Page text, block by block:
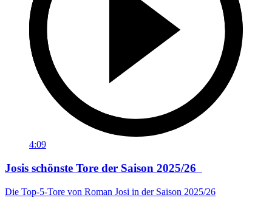
4:09
Josis schönste Tore der Saison 2025/26
Die Top-5-Tore von Roman Josi in der Saison 2025/26